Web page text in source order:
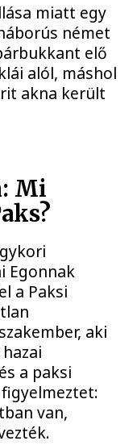
miatt egy
német
elő
alól, máshol
akna került
Mi
Egonnak
a Paksi
aki
a paksi
van,